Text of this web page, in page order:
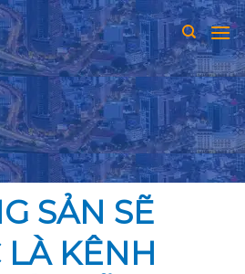
SẢN SẼ
LÀ KÊNH